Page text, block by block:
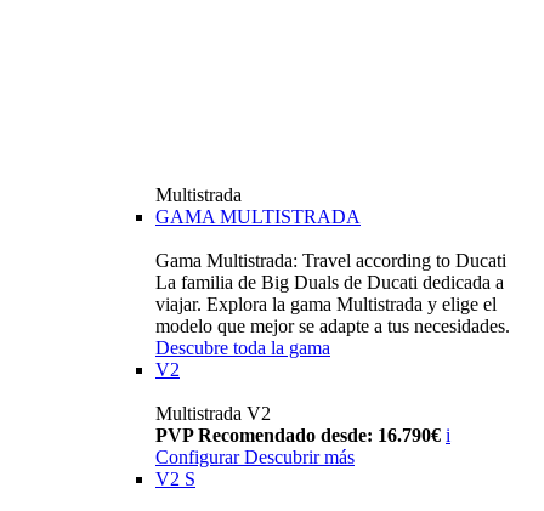
Multistrada
GAMA MULTISTRADA
Gama Multistrada: Travel according to Ducati
La familia de Big Duals de Ducati dedicada a
viajar. Explora la gama Multistrada y elige el
modelo que mejor se adapte a tus necesidades.
Descubre toda la gama
V2
Multistrada V2
PVP Recomendado desde: 16.790€ i
Configurar Descubrir más
V2 S